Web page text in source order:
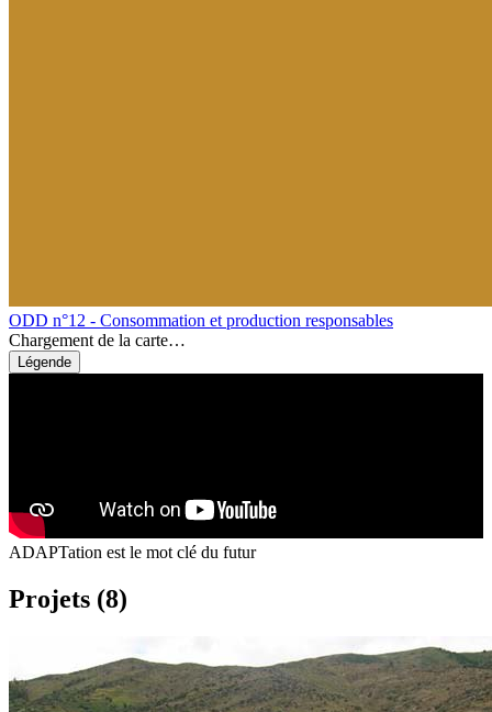
ODD n°12 - Consommation et production responsables
Chargement de la carte…
Légende
ADAPTation est le mot clé du futur
Projets (8)